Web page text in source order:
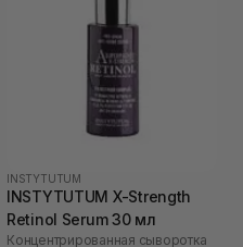
INSTYTUTUM
INSTYTUTUM X-Strength
Retinol Serum 30 мл
Концентрированная сыворотка